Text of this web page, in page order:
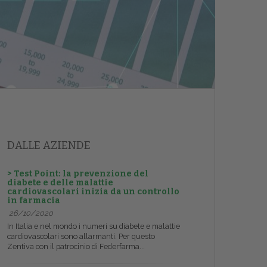
DALLE AZIENDE
> Test Point: la prevenzione del
diabete e delle malattie
cardiovascolari inizia da un controllo
in farmacia
26/10/2020
In Italia e nel mondo i numeri su diabete e malattie
cardiovascolari sono allarmanti. Per questo
Zentiva con il patrocinio di Federfarma...